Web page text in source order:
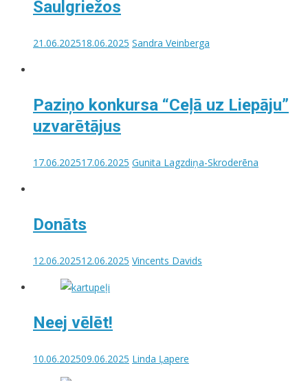
Saulgriežos
21.06.202518.06.2025 Sandra Veinberga
Paziņo konkursa “Ceļā uz Liepāju”
uzvarētājus
17.06.202517.06.2025 Gunita Lagzdiņa-Skroderēna
Donāts
12.06.202512.06.2025 Vincents Davids
Neej vēlēt!
10.06.202509.06.2025 Linda Ļapere